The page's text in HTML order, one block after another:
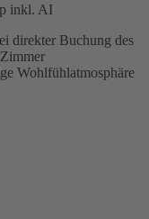
inkl. AI
direkter Buchung des
Wohlfühlatmosphäre